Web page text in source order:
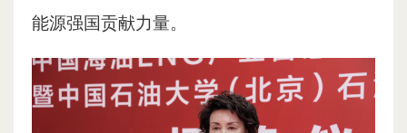
能源强国贡献力量。